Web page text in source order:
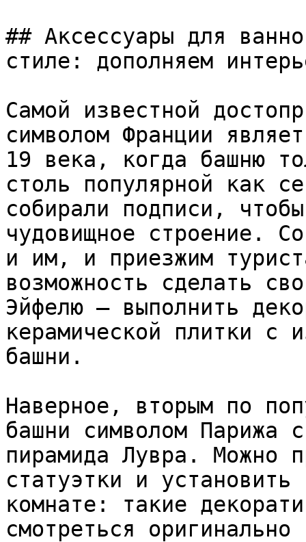
## Аксессуары для
стиле: дополняем
Самой известной
символом Франции
19 века, когда башню
столь популярной как
собирали подписи,
чудовищное строение.
и им, и приезжим
возможность сделать
Эйфелю – выполнить
керамической плитки с
башни.
Наверное, вторым по
башни символом Парижа
пирамида Лувра. Можно
статуэтки и
комнате: такие
смотреться